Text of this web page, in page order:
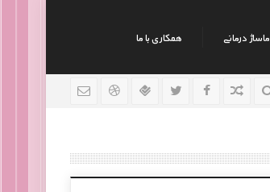
ماساژ درمانی همکاری با ما
رژیم افراد سوداوی 9 سال قبل رژیم افراد بلغمی